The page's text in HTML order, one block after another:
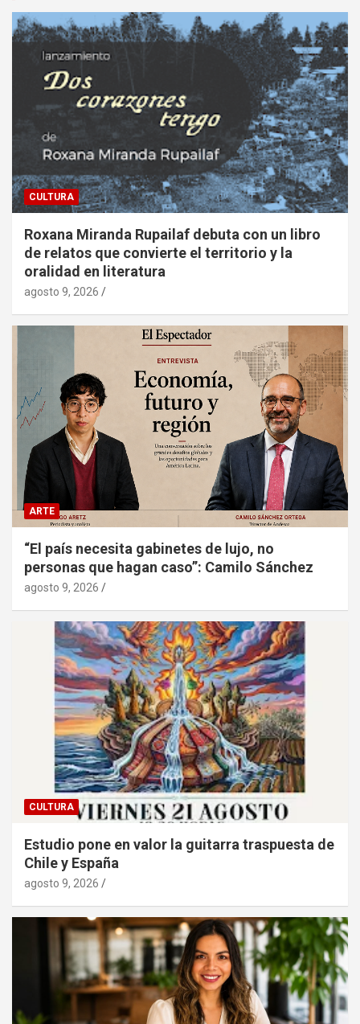
CULTURA
Roxana Miranda Rupailaf debuta con un libro
de relatos que convierte el territorio y la
oralidad en literatura
agosto 9, 2026
ARTE
“El país necesita gabinetes de lujo, no
personas que hagan caso”: Camilo Sánchez
agosto 9, 2026
CULTURA
Estudio pone en valor la guitarra traspuesta de
Chile y España
agosto 9, 2026